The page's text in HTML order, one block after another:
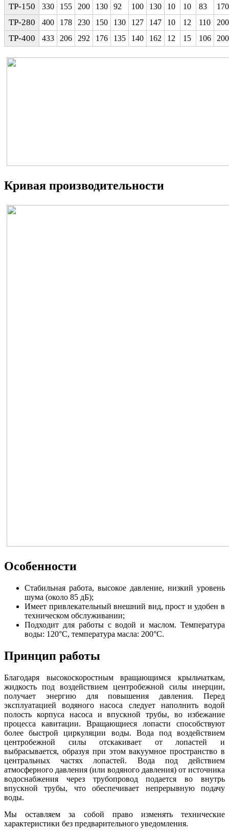
TP-150
330 155 200 130 92 100 130 10 10 83 170
TP-280 400 178 230 150 130 127 147 10 12 110 200
TP-400 433 206 292 176 135 140 162 12 15 106 200
Кривая производительности
Особенности
Стабильная работа, высокое давление, низкий уровень
шума (около 85 дБ);
Имеет привлекательный внешний вид, прост и удобен в
техническом обслуживании;
Подходит для работы с водой и маслом. Температура
воды: 120°C, температура масла: 200°C.
Принцип работы
Благодаря высокоскоростным вращающимся крыльчаткам,
жидкость под воздействием центробежной силы инерции,
получает энергию для повышения давления. Перед
эксплуатацией водяного насоса следует наполнить водой
полость корпуса насоса и впускной трубы, во избежание
процесса кавитации. Вращающиеся лопасти способствуют
более быстрой циркуляции воды. Вода под воздействием
центробежной силы отскакивает от лопастей и
выбрасывается, образуя при этом вакуумное пространство в
центральных частях лопастей. Вода под действием
атмосферного давления (или водяного давления) от источника
водоснабжения через трубопровод подается во внутрь
впускной трубы, что обеспечивает непрерывную подачу
воды.
Мы оставляем за собой право изменять технические
характеристики без предварительного уведомления.